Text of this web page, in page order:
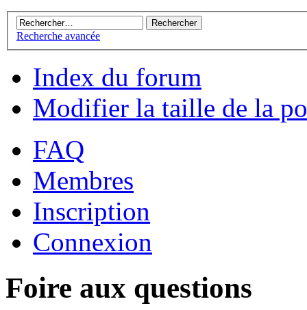
Recherche avancée
Index du forum
Modifier la taille de la
FAQ
Membres
Inscription
Connexion
Foire aux questions